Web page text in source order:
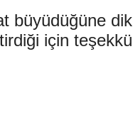
büyüdüğüne
için